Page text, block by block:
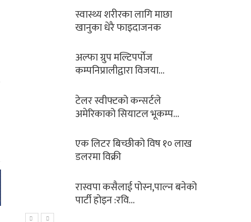
स्वास्थ्य शरीरका लागि माछा
खानुका धेरै फाइदाजनक
अल्फा ग्रुप मल्टिपर्पोज
कम्पनिप्रालीद्वारा विजया…
टेलर स्वीफ्टको कन्सर्टले
अमेरिकाको सियाटल भूकम्प…
एक लिटर बिच्छीको विष १० लाख
डलरमा विक्री
रास्वपा कसैलाई पोस्न,पाल्न बनेको
पार्टी होइन :रवि…